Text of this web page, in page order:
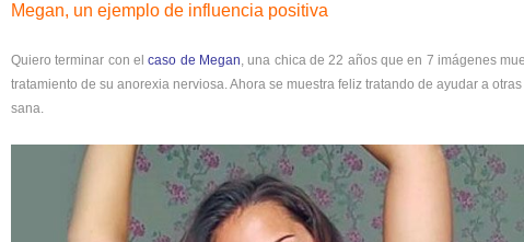
Megan, un ejemplo de influencia positiva
Quiero terminar con elcaso de Megan, una chica de 22 años que en 7 imágenes
tratamiento de su anorexia nerviosa. Ahora se muestra feliz tratando de ayudar a
sana.